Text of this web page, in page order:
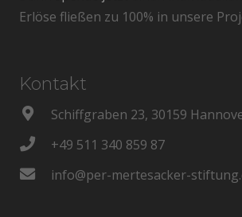
Erlöse fließen zu 100% in unsere
Kontakt
Schiffgraben 23, 30159
+49 511 340 859 87
info@per-mertesacker-